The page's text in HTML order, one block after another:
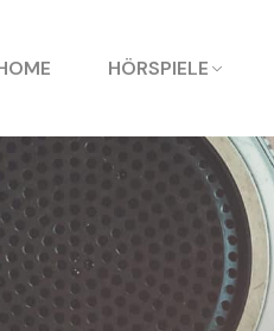
HÖRSPIELE